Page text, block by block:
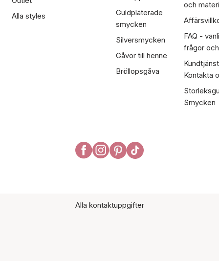
Alla styles
Guldpläterade
smycken
Silversmycken
Gåvor till henne
Bröllopsgåva
och
FAQ -
frågor
Kontakta
Smycken
Alla kontaktuppgifter